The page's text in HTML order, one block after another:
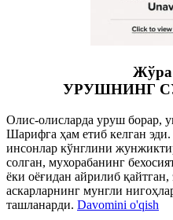
Жўра
УРУШНИНГ
Олис-олисларда уруш борар,
Шарифга ҳам етиб келган
инсонлар кўнглини
солган, мухорабанинг
ёки оёғидан айрилиб
аскарларнинг мунгли
ташланарди. Davomini o'qish